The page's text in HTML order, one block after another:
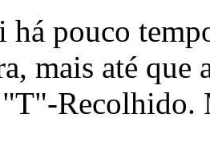
há pouco
mais até que
Recolhido.